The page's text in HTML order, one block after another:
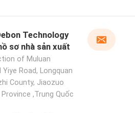
Technology
sơ nhà sản xuất
of Muluan
Yiye Road, Longquan
County, Jiaozuo
Province ,Trung Quốc